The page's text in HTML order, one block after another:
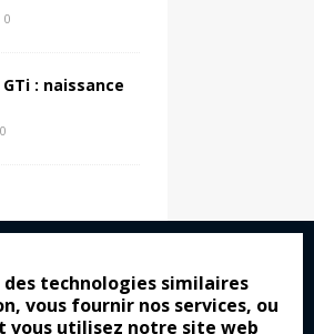
technologies similaires
vous fournir nos services, ou
vous utilisez notre site web
0
: naissance
0